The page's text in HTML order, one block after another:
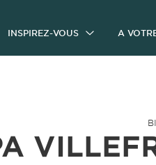
INSPIREZ-VOUS A